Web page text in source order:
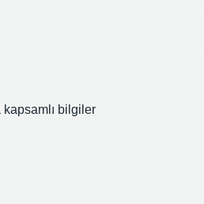
kapsamlı bilgiler